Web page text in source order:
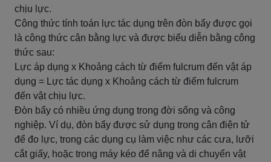
chịu lực.
Công thức tính toán lực tác dụng trên đòn bẩy được gọi
là công thức cân bằng lực và được biểu diễn bằng công
thức sau:
Lực áp dụng x Khoảng cách từ điểm fulcrum đến vật áp
dụng = Lực tác dụng x Khoảng cách từ điểm fulcrum
đến vật chịu lực.
Đòn bẩy có nhiều ứng dụng trong đời sống và công
nghiệp. Ví dụ, đòn bẩy được sử dụng trong cân điện tử
để đo lực, trong các dụng cụ làm việc như các cưa, lưỡi
cắt giấy, hoặc trong máy kéo để nâng và di chuyển vật